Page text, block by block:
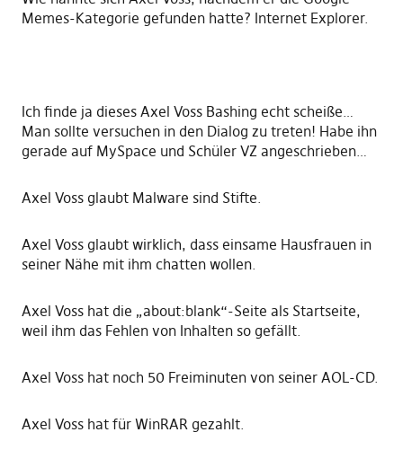
Memes-Kategorie gefunden hatte? Internet Explorer.
Ich finde ja dieses Axel Voss Bashing echt scheiße…
Man sollte versuchen in den Dialog zu treten! Habe ihn
gerade auf MySpace und Schüler VZ angeschrieben…
Axel Voss glaubt Malware sind Stifte.
Axel Voss glaubt wirklich, dass einsame Hausfrauen in
seiner Nähe mit ihm chatten wollen.
Axel Voss hat die „about:blank“-Seite als Startseite,
weil ihm das Fehlen von Inhalten so gefällt.
Axel Voss hat noch 50 Freiminuten von seiner AOL-CD.
Axel Voss hat für WinRAR gezahlt.